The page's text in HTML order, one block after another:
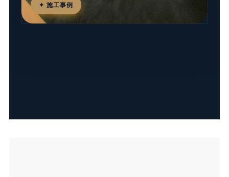
✦ 施工事例